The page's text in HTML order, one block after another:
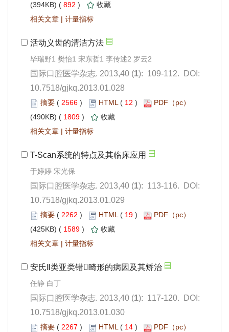
892 )
|
): 109-112. DOI:
10.7518/gjkq.2013.01.028
2566 ) 12 )
1809 )
|
): 113-116. DOI:
10.7518/gjkq.2013.01.029
2262 ) 19 )
1589 )
|
): 117-120. DOI:
10.7518/gjkq.2013.01.030
2267 ) 14 )